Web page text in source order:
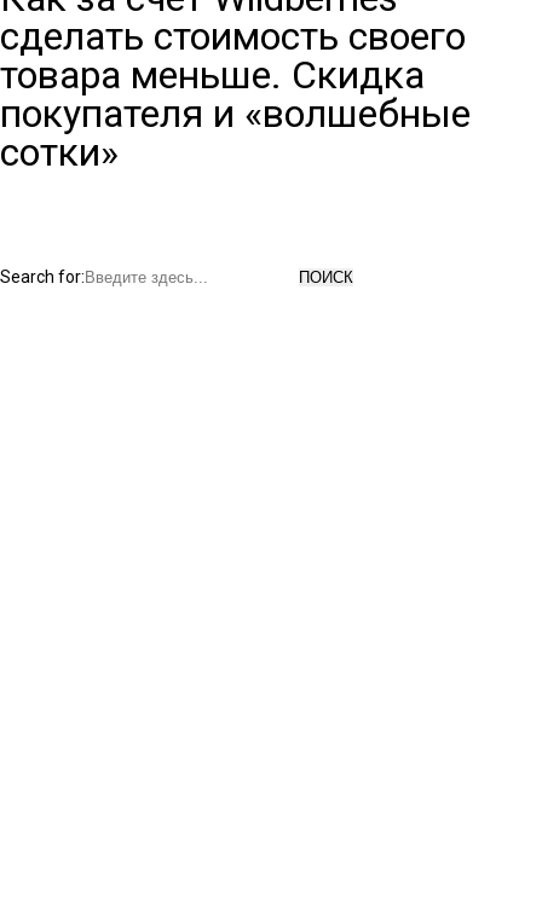
сделать стоимость своего
товара меньше. Скидка
покупателя и «волшебные
сотки»
Search for: